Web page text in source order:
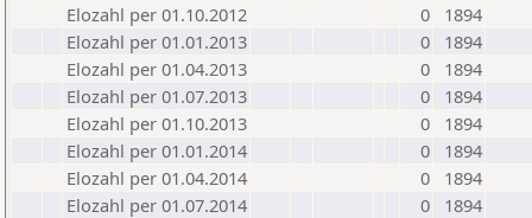
Elozahl per 01.10.2012
0
1894
Elozahl per 01.01.2013
0
1894
Elozahl per 01.04.2013
0
1894
Elozahl per 01.07.2013
0
1894
Elozahl per 01.10.2013
0
1894
Elozahl per 01.01.2014
0
1894
Elozahl per 01.04.2014
0
1894
Elozahl per 01.07.2014
0
1894